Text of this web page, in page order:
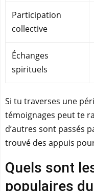
Participation
collective
Échanges
spirituels
Si tu traverses une
témoignages peut te
d’autres sont passés
trouvé des appuis
Quels sont
populaires